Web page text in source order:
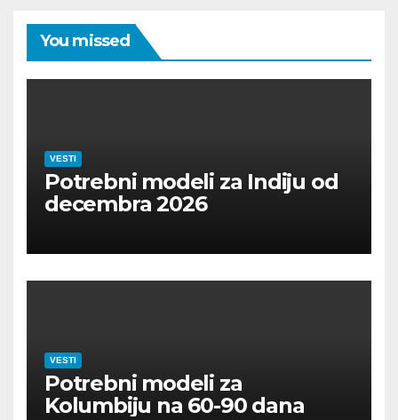
You missed
VESTI
Potrebni modeli za Indiju od
decembra 2026
VESTI
Potrebni modeli za
Kolumbiju na 60-90 dana